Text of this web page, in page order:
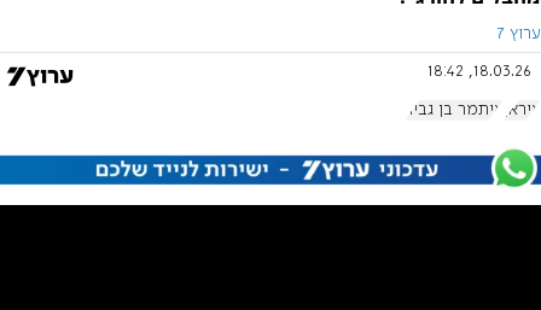
ערוץ 7
18.03.26, 18:42
איראן איתמר בן גביר